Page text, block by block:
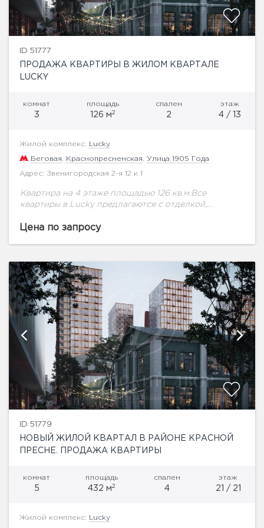
ID 51777
ПРОДАЖА КВАРТИРЫ В ЖИЛОМ КВАРТАЛЕ
LUCKY
комнат
3
площадь
126 м2
спален
2
этаж
4 / 13
Жилой комплекс: Lucky
Беговая Краснопресненская Улица 1905 Года
Адрес: Звенигородская 2-я 12 к 1
Квартира на 4 этаже площадью 126 кв.м.Все
квартиры в Lucky предлагаются с отделкой,
итальянского бренда Dada. Интерьеры квартир
Цена по запросу
ID 51779
НОВЫЙ ЖИЛОЙ КВАРТАЛ В РАЙОНЕ КРАСНОЙ
ПРЕСНЕ. ПРОДАЖА КВАРТИРЫ
комнат
5
площадь
432 м2
спален
4
этаж
21 / 21
Жилой комплекс: Lucky